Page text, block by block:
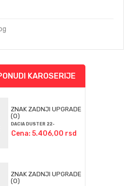
KAROSERIJE
ZNAK ZADNJI UPGRADE
(O)
DACIA DUSTER 22-
Cena: 5.406,00 rsd
ZNAK ZADNJI UPGRADE
(O)